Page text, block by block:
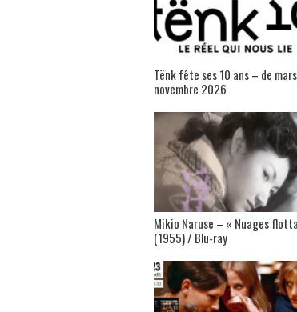
Tënk fête ses 10 ans – de
novembre 2026
Mikio Naruse – « Nuages
(1955) / Blu-ray